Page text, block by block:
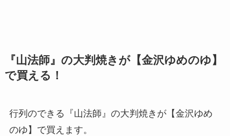
『山法師』の大判焼きが【金沢ゆめのゆ】
で買える！
行列のできる『山法師』の大判焼きが【金沢ゆめ
のゆ】で買えます。